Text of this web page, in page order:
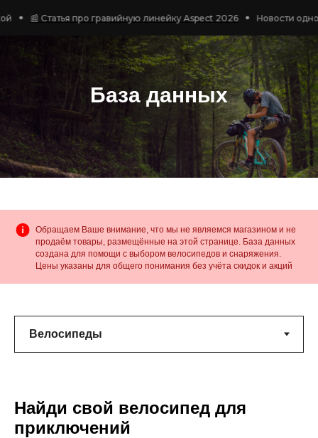
📰 Статья про гравийную линейку Aspect 2026 Новости одной
База данных
Обращаем Ваше внимание, что мы не являемся магазином и не
продаём товары, размещённые на этой странице. База данных
создана для помощи с выбором велосипедов и снаряжения.
Цены указаны для общего понимания без учёта скидок и акций
Найди свой велосипед для
приключений